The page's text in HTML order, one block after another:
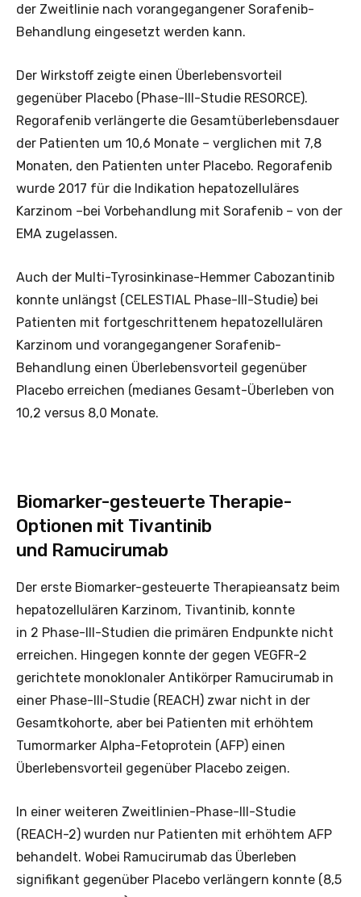
der Zweitlinie nach vorangegangener Sorafenib-
Behandlung eingesetzt werden kann.
Der Wirkstoff zeigte einen Überlebensvorteil
gegenüber Placebo (Phase-III-Studie RESORCE).
Regorafenib verlängerte die Gesamtüberlebensdauer
der Patienten um 10,6 Monate – verglichen mit 7,8
Monaten, den Patienten unter Placebo. Regorafenib
wurde 2017 für die Indikation hepatozelluläres
Karzinom –bei Vorbehandlung mit Sorafenib – von der
EMA zugelassen.
Auch der Multi-Tyrosinkinase-Hemmer Cabozantinib
konnte unlängst (CELESTIAL Phase-III-Studie) bei
Patienten mit fortgeschrittenem hepatozellulären
Karzinom und vorangegangener Sorafenib-
Behandlung einen Überlebensvorteil gegenüber
Placebo erreichen (medianes Gesamt-Überleben von
10,2 versus 8,0 Monate.
Biomarker-gesteuerte Therapie-
Optionen mit Tivantinib
und Ramucirumab
Der erste Biomarker-gesteuerte Therapieansatz beim
hepatozellulären Karzinom, Tivantinib, konnte
in 2 Phase-III-Studien die primären Endpunkte nicht
erreichen. Hingegen konnte der gegen VEGFR-2
gerichtete monoklonaler Antikörper Ramucirumab in
einer Phase-III-Studie (REACH) zwar nicht in der
Gesamtkohorte, aber bei Patienten mit erhöhtem
Tumormarker Alpha-Fetoprotein (AFP) einen
Überlebensvorteil gegenüber Placebo zeigen.
In einer weiteren Zweitlinien-Phase-III-Studie
(REACH-2) wurden nur Patienten mit erhöhtem AFP
behandelt. Wobei Ramucirumab das Überleben
signifikant gegenüber Placebo verlängern konnte (8,5